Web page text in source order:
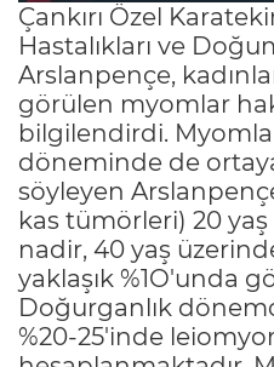
Çankırı Özel
Hastalıkları ve
Arslanpençe,
görülen myomlar
bilgilendirdi.
döneminde de
söyleyen
kas tümörleri) 20
nadir, 40 yaş
yaklaşık %1O'unda
Doğurganlık
%20-25'inde